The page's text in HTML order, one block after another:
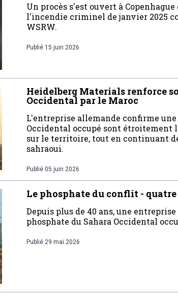
Un procès s'est ouvert à
l'incendie criminel de janvier 2025
WSRW.
Publié 15 juin 2026
Heidelberg Materials renforce
Occidental par le Maroc
L'entreprise allemande confirme
Occidental occupé sont étroitement
sur le territoire, tout en continuant
sahraoui.
Publié 05 juin 2026
Le phosphate du conflit -
Depuis plus de 40 ans, une
phosphate du Sahara Occidental
Publié 29 mai 2026